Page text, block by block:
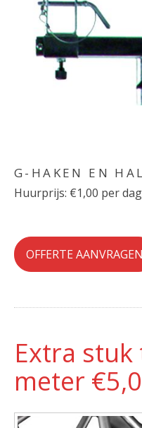
G-HAKEN EN
Huurprijs: €1,00 per dag
OFFERTE AANVRAGEN
Extra
meter